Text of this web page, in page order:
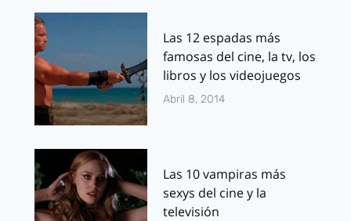
Las 12 espadas más
famosas del cine, la tv, los
libros y los videojuegos
Abril 8, 2014
Las 10 vampiras más
sexys del cine y la
televisión